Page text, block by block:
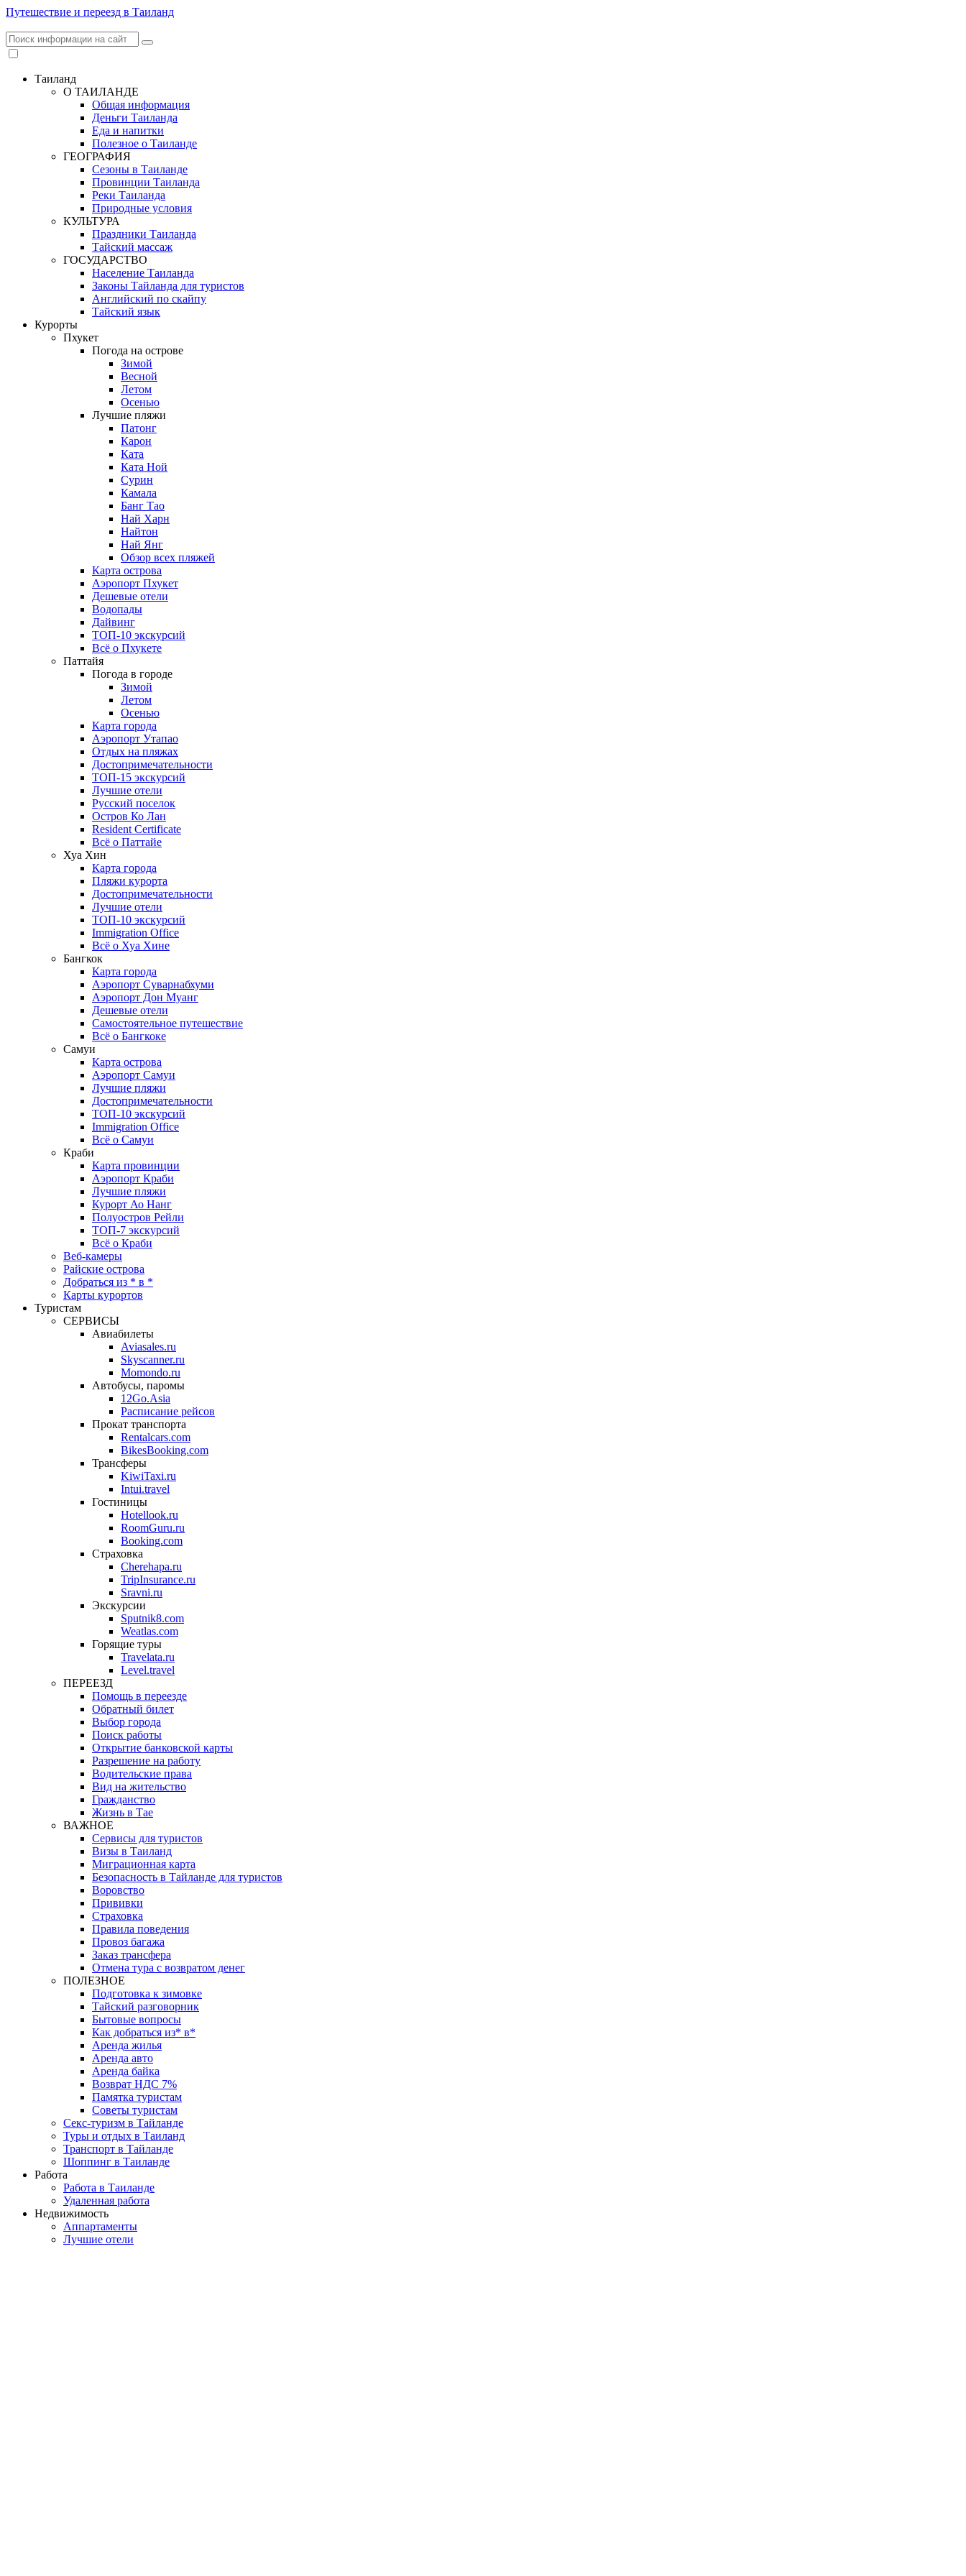
Путешествие и переезд в Таиланд
Таиланд
О ТАИЛАНДЕ
Общая информация
Деньги Таиланда
Еда и напитки
Полезное о Таиланде
ГЕОГРАФИЯ
Сезоны в Таиланде
Провинции Таиланда
Реки Таиланда
Природные условия
КУЛЬТУРА
Праздники Таиланда
Тайский массаж
ГОСУДАРСТВО
Население Таиланда
Законы Тайланда для туристов
Английский по скайпу
Тайский язык
Курорты
Пхукет
Погода на острове
Зимой
Весной
Летом
Осенью
Лучшие пляжи
Патонг
Карон
Ката
Ката Ной
Сурин
Камала
Банг Тао
Най Харн
Найтон
Най Янг
Обзор всех пляжей
Карта острова
Аэропорт Пхукет
Дешевые отели
Водопады
Дайвинг
ТОП-10 экскурсий
Всё о Пхукете
Паттайя
Погода в городе
Зимой
Летом
Осенью
Карта города
Аэропорт Утапао
Отдых на пляжах
Достопримечательности
ТОП-15 экскурсий
Лучшие отели
Русский поселок
Остров Ко Лан
Resident Certificate
Всё о Паттайе
Хуа Хин
Карта города
Пляжи курорта
Достопримечательности
Лучшие отели
ТОП-10 экскурсий
Immigration Office
Всё о Хуа Хине
Бангкок
Карта города
Аэропорт Суварнабхуми
Аэропорт Дон Муанг
Дешевые отели
Самостоятельное путешествие
Всё о Бангкоке
Самуи
Карта острова
Аэропорт Самуи
Лучшие пляжи
Достопримечательности
ТОП-10 экскурсий
Immigration Office
Всё о Самуи
Краби
Карта провинции
Аэропорт Краби
Лучшие пляжи
Курорт Ао Нанг
Полуостров Рейли
ТОП-7 экскурсий
Всё о Краби
Веб-камеры
Райские острова
Добраться из * в *
Карты курортов
Туристам
СЕРВИСЫ
Авиабилеты
Aviasales.ru
Skyscanner.ru
Momondo.ru
Автобусы, паромы
12Go.Asia
Расписание рейсов
Прокат транспорта
Rentalcars.com
BikesBooking.com
Трансферы
KiwiTaxi.ru
Intui.travel
Гостиницы
Hotellook.ru
RoomGuru.ru
Booking.com
Страховка
Cherehapa.ru
TripInsurance.ru
Sravni.ru
Экскурсии
Sputnik8.com
Weatlas.com
Горящие туры
Travelata.ru
Level.travel
ПЕРЕЕЗД
Помощь в переезде
Обратный билет
Выбор города
Поиск работы
Открытие банковской карты
Разрешение на работу
Водительские права
Вид на жительство
Гражданство
Жизнь в Тае
ВАЖНОЕ
Сервисы для туристов
Визы в Таиланд
Миграционная карта
Безопасность в Тайланде для туристов
Воровство
Прививки
Страховка
Правила поведения
Провоз багажа
Заказ трансфера
Отмена тура с возвратом денег
ПОЛЕЗНОЕ
Подготовка к зимовке
Тайский разговорник
Бытовые вопросы
Как добраться из* в*
Аренда жилья
Аренда авто
Аренда байка
Возврат НДС 7%
Памятка туристам
Советы туристам
Секс-туризм в Тайланде
Туры и отдых в Таиланд
Транспорт в Тайланде
Шоппинг в Таиланде
Работа
Работа в Таиланде
Удаленная работа
Недвижимость
Аппартаменты
Лучшие отели